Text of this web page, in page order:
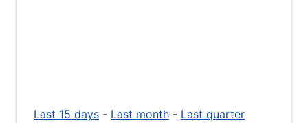
Last 15 days - Last month - Last quarter